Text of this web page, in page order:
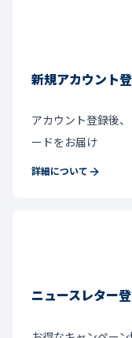
新規アカウント
アカウント登録後
ードをお届け
詳細について
ニュースレター